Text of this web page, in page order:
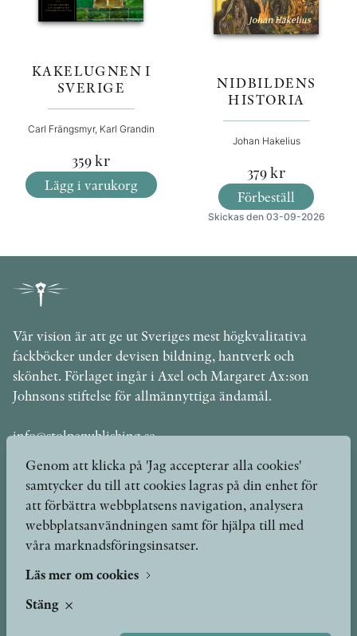
KAKELUGNEN I
SVERIGE
Carl Frängsmyr, Karl Grandin
359kr
Lägg i varukorg
NIDBILDENS
HISTORIA
Johan Hakelius
379kr
Förbeställ
Skickas den 03-09-2026
Vår vision är att ge ut Sveriges mest högkvalitativa
fackböcker under devisen bildning, hantverk och
skönhet. Förlaget ingår i Axel och Margaret Ax:son
Johnsons stiftelse för allmännyttiga ändamål.
info@stolpepublishing.se
Böcker
Författare
Hilma af Klint
Om oss
Genom att klicka på 'Jag accepterar alla cookies'
samtycker du till att cookies lagras på din enhet för
att förbättra webbplatsens navigation, analysera
webbplatsanvändningen samt för hjälpa till med
våra marknadsföringsinsatser.
Läs mer om cookies
Stäng